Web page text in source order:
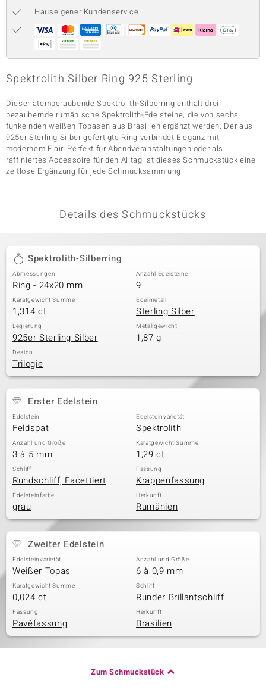
Classics
Hauseigener Kundenservice
Spektrolith Silber Ring 925 Sterling
Dieser atemberaubende Spektrolith-Silberring enthält drei
bezaubernde rumänische Spektrolith-Edelsteine, die von sechs
funkelnden weißen Topasen aus Brasilien ergänzt werden. Der aus
925er Sterling Silber gefertigte Ring verbindet Eleganz mit
modernem Flair. Perfekt für Abendveranstaltungen oder als
raffiniertes Accessoire für den Alltag ist dieses Schmuckstück eine
zeitlose Ergänzung für jede Schmucksammlung.
Details des Schmuckstücks
Spektrolith-Silberring
Abmessungen
Ring - 24x20 mm
Anzahl Edelsteine
9
Karatgewicht Summe
1,314 ct
Edelmetall
Sterling Silber
Legierung
925er Sterling Silber
Metallgewicht
1,87 g
Design
Trilogie
Erster Edelstein
Edelstein
Feldspat
Edelsteinvarietät
Spektrolith
Anzahl und Größe
3 à 5 mm
Karatgewicht Summe
1,29 ct
Schliff
Rundschliff, Facettiert
Fassung
Krappenfassung
Edelsteinfarbe
grau
Herkunft
Rumänien
Zweiter Edelstein
Edelsteinvarietät
Weißer Topas
Anzahl und Größe
6 à 0,9 mm
Karatgewicht Summe
0,024 ct
Schliff
Runder Brillantschliff
Fassung
Pavéfassung
Herkunft
Brasilien
Zum Schmuckstück